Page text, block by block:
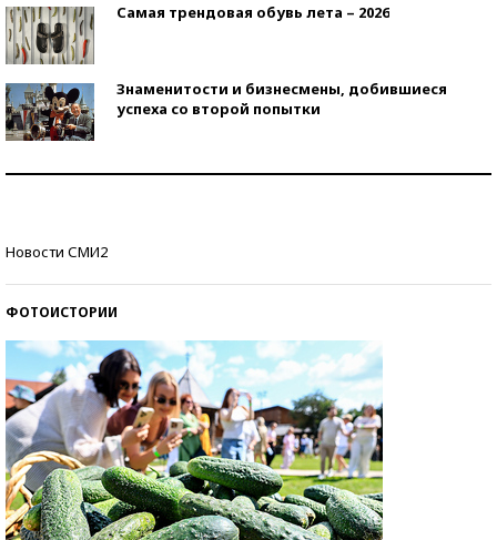
Самая трендовая обувь лета – 2026
Знаменитости и бизнесмены, добившиеся
успеха со второй попытки
Новости СМИ2
ФОТОИСТОРИИ